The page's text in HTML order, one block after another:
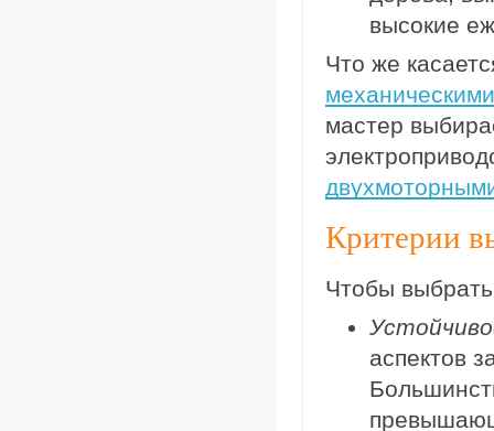
высокие
Что же
механическими
мастер
Критерии
Чтобы
аспектов